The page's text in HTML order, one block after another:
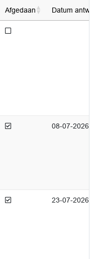
Afgedaan Datum
Niet afgedaan
Afgedaan 08-07-2026
Afgedaan 23-07-2026